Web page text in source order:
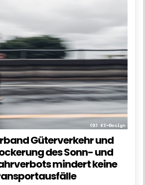
Güterverkehr und
des Sonn- und
mindert keine